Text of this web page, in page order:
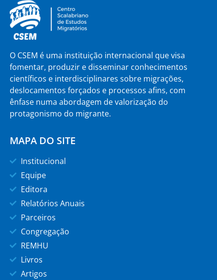
O CSEM é uma instituição internacional que visa
fomentar, produzir e disseminar conhecimentos
científicos e interdisciplinares sobre migrações,
deslocamentos forçados e processos afins, com
ênfase numa abordagem de valorização do
protagonismo do migrante.
MAPA DO SITE
Institucional
Equipe
Editora
Relatórios Anuais
Parceiros
Congregação
REMHU
Livros
Artigos